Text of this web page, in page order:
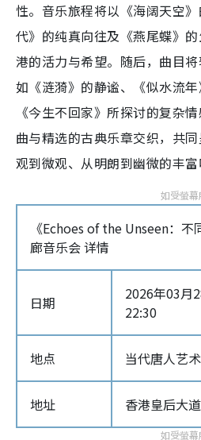
性。音乐旅程将以《海阔天空
代》的纯真向往及《燕尾蝶》
港的活力与希望。随后，曲目将
如《涟漪》的静谧、《似水流
《今生不回家》所探讨的复杂
曲与精选的古典乐章交织，共
观到微观、从明朗到幽微的丰富
《Echoes of the Unseen：
廊音乐会 详情
日期
2026年03月
22:30
地点 当代唐人艺
地址 香港皇后大